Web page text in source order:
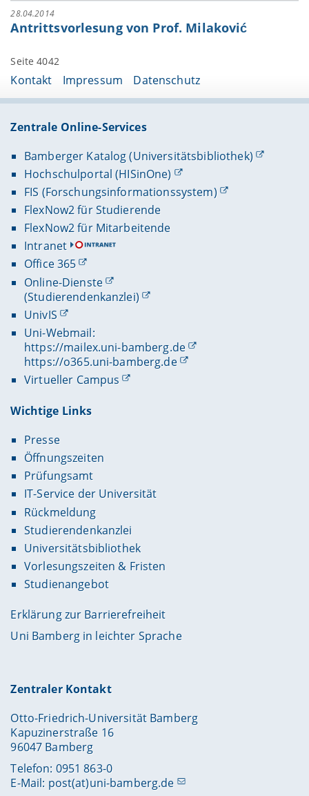
28.04.2014
Antrittsvorlesung von Prof. Milaković
Seite 4042
Kontakt Impressum Datenschutz
Zentrale Online-Services
Bamberger Katalog (Universitätsbibliothek)
Hochschulportal (HISinOne)
FIS (Forschungsinformationssystem)
FlexNow2 für Studierende
FlexNow2 für Mitarbeitende
Intranet
Office 365
Online-Dienste
(Studierendenkanzlei)
UnivIS
Uni-Webmail:
https://mailex.uni-bamberg.de
https://o365.uni-bamberg.de
Virtueller Campus
Wichtige Links
Presse
Öffnungszeiten
Prüfungsamt
IT-Service der Universität
Rückmeldung
Studierendenkanzlei
Universitätsbibliothek
Vorlesungszeiten & Fristen
Studienangebot
Erklärung zur Barrierefreiheit
Uni Bamberg in leichter Sprache
Zentraler Kontakt
Otto-Friedrich-Universität Bamberg
Kapuzinerstraße 16
96047 Bamberg
Telefon: 0951 863-0
E-Mail: post(at)uni-bamberg.de